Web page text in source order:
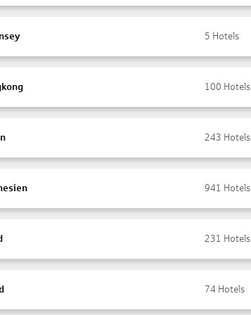
5 Hotels
100 Hotels
243 Hotels
941 Hotels
231 Hotels
74 Hotels